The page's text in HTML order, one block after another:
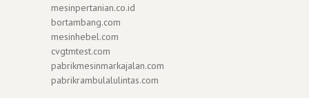
mesinpertanian.co.id
bortambang.com
mesinhebel.com
cvgtmtest.com
pabrikmesinmarkajalan.com
pabrikrambulalulintas.com